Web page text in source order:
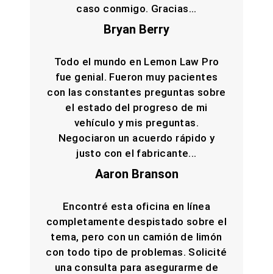
caso conmigo. Gracias...
Bryan Berry
Todo el mundo en Lemon Law Pro
fue genial. Fueron muy pacientes
con las constantes preguntas sobre
el estado del progreso de mi
vehículo y mis preguntas.
Negociaron un acuerdo rápido y
justo con el fabricante...
Aaron Branson
Encontré esta oficina en línea
completamente despistado sobre el
tema, pero con un camión de limón
con todo tipo de problemas. Solicité
una consulta para asegurarme de